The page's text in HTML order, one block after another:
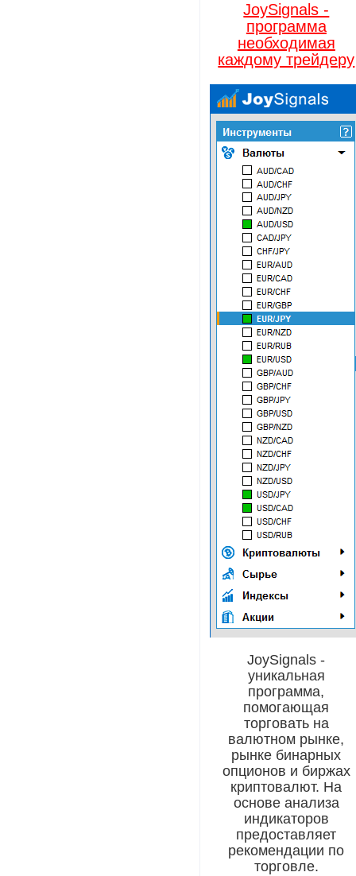
JoySignals -
программа
необходимая
каждому трейдеру
JoySignals -
уникальная
программа,
помогающая
торговать на
валютном рынке,
рынке бинарных
опционов и биржах
криптовалют. На
основе анализа
индикаторов
предоставляет
рекомендации по
торговле.